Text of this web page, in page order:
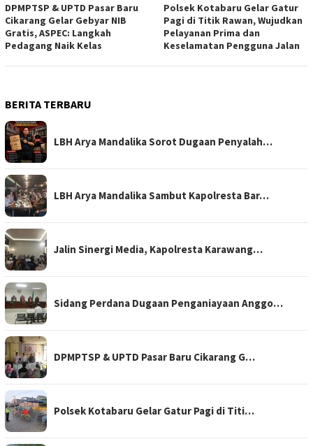
DPMPTSP & UPTD Pasar Baru
Cikarang Gelar Gebyar NIB
Gratis, ASPEC: Langkah
Pedagang Naik Kelas
Polsek Kotabaru Gelar Gatur
Pagi di Titik Rawan, Wujudkan
Pelayanan Prima dan
Keselamatan Pengguna Jalan
BERITA TERBARU
LBH Arya Mandalika Sorot Dugaan Penyalah…
LBH Arya Mandalika Sambut Kapolresta Bar…
Jalin Sinergi Media, Kapolresta Karawang…
Sidang Perdana Dugaan Penganiayaan Anggo…
DPMPTSP & UPTD Pasar Baru Cikarang G…
Polsek Kotabaru Gelar Gatur Pagi di Titi…